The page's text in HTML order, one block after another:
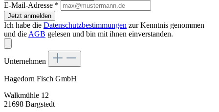
E-Mail-Adresse *
Jetzt anmelden
Ich habe die Datenschutzbestimmungen zur Kenntnis genommen
und die AGB gelesen und bin mit ihnen einverstanden.
Unternehmen
Hagedorn Fisch GmbH
Walkmühle 12
21698 Bargstedt